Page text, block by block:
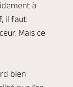
à
il faut
Mais ce
bien